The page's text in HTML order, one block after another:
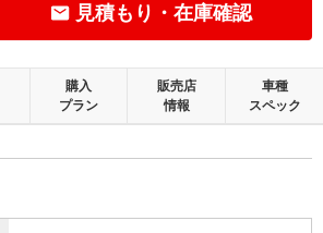
見積もり・在庫確認
購入
プラン
販売店
情報
車種
スペック